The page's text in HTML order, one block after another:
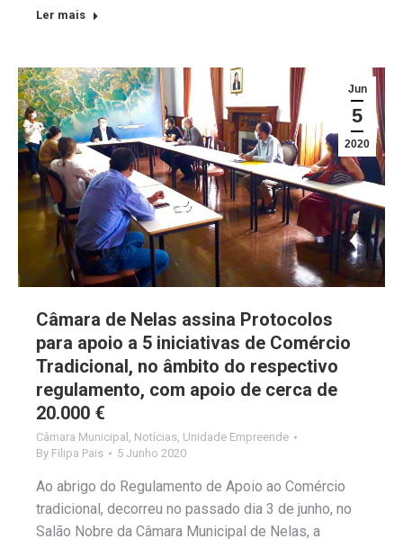
Ler mais
Jun
5
2020
Câmara de Nelas assina Protocolos
para apoio a 5 iniciativas de Comércio
Tradicional, no âmbito do respectivo
regulamento, com apoio de cerca de
20.000 €
Câmara Municipal , Notícias, Unidade Empreende
By Filipa Pais 5 Junho 2020
Ao abrigo do Regulamento de Apoio ao Comércio
tradicional, decorreu no passado dia 3 de junho, no
Salão Nobre da Câmara Municipal de Nelas, a